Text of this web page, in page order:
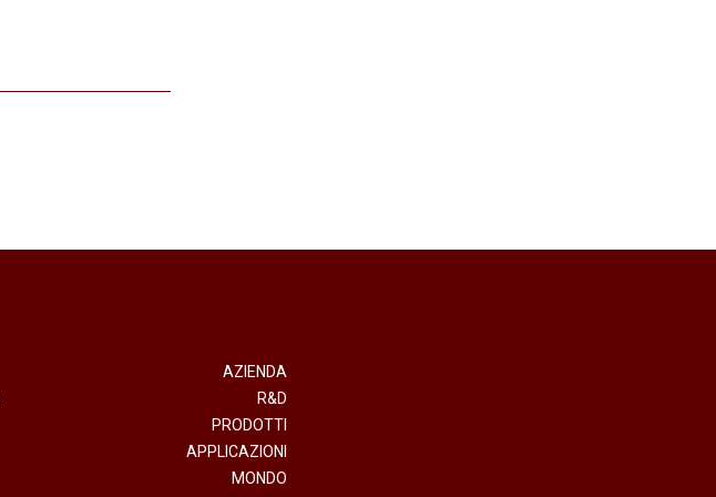
AZIENDA
R&D
PRODOTTI
APPLICAZIONI
MONDO